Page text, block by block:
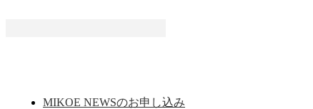
MIKOE NEWSのお申し込み